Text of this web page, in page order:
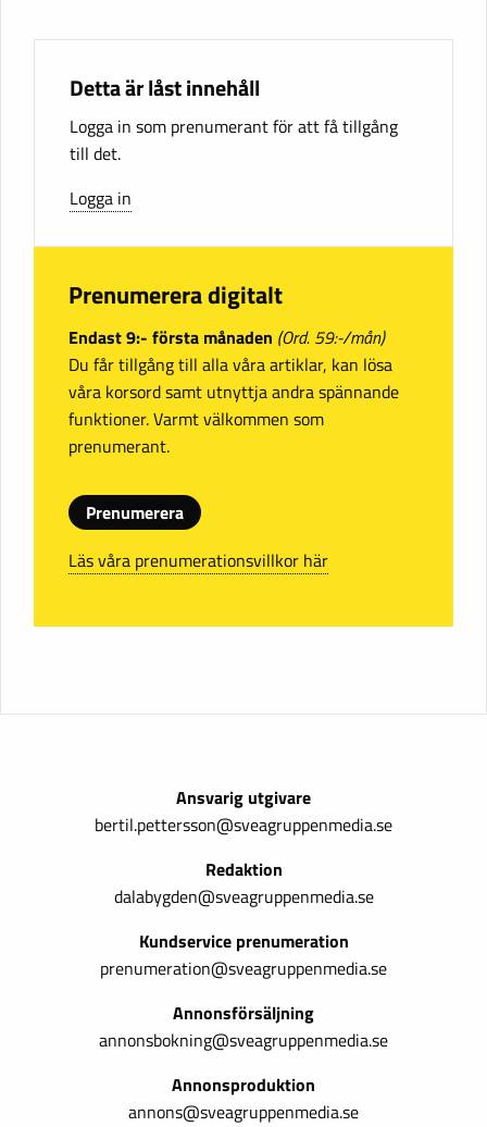
Detta är låst innehåll
Logga in som prenumerant för att få tillgång
till det.
Logga in
Prenumerera digitalt
Endast 9:- första månaden (Ord. 59:-/mån)
Du får tillgång till alla våra artiklar, kan lösa
våra korsord samt utnyttja andra spännande
funktioner. Varmt välkommen som
prenumerant.
Prenumerera
Läs våra prenumerationsvillkor här
Ansvarig utgivare
bertil.pettersson@sveagruppenmedia.se
Redaktion
dalabygden@sveagruppenmedia.se
Kundservice prenumeration
prenumeration@sveagruppenmedia.se
Annonsförsäljning
annonsbokning@sveagruppenmedia.se
Annonsproduktion
annons@sveagruppenmedia.se